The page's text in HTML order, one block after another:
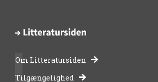
-
Om Litteratursiden
Tilgængelighed